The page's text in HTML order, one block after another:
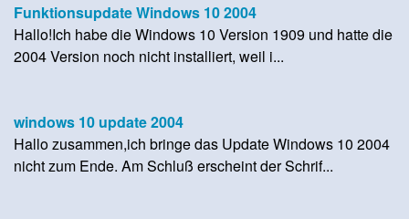
Funktionsupdate Windows 10 2004
Hallo!Ich habe die Windows 10 Version 1909 und hatte die
2004 Version noch nicht installiert, weil i...
windows 10 update 2004
Hallo zusammen,ich bringe das Update Windows 10 2004
nicht zum Ende. Am Schluß erscheint der Schrif...